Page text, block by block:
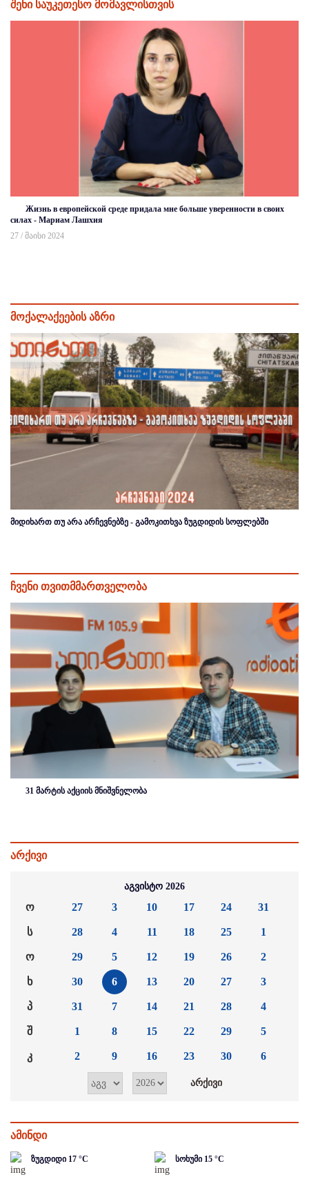
შენი საუკეთესო მომავლისთვის
Жизнь в европейской среде придала мне больше уверенности в своих
силах - Мариам Лашхия
27 / მაისი 2024
მოქალაქეების აზრი
მიდიხართ თუ არა არჩევნებზე - გამოკითხვა ზუგდიდის სოფლებში
ჩვენი თვითმმართველობა
31 მარტის აქციის მნიშვნელობა
არქივი
აგვისტო 2026
ო
ს
ო
ხ
პ
შ
კ
27
28
29
30
31
1
2
3
4
5
6
7
8
9
10
11
12
13
14
15
16
17
18
19
20
21
22
23
24
25
26
27
28
29
30
31
1
2
3
4
5
6
ამინდი
ზუგდიდი 17 °C სოხუმი 15 °C